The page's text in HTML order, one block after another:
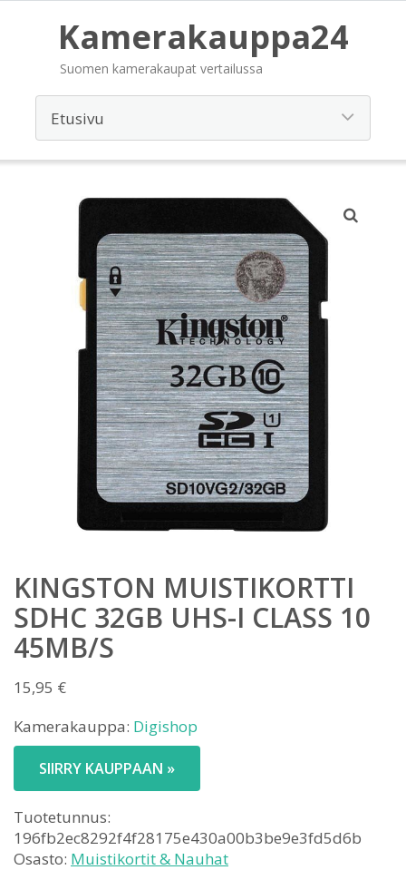
Kamerakauppa24
Suomen kamerakaupat vertailussa
KINGSTON MUISTIKORTTI
SDHC 32GB UHS-I CLASS 10
45MB/S
15,95 €
Kamerakauppa: Digishop
SIIRRY KAUPPAAN »
Tuotetunnus:
196fb2ec8292f4f28175e430a00b3be9e3fd5d6b
Osasto: Muistikortit & Nauhat